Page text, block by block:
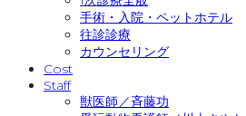
手術・入院・ペットホテル
往診診療
カウンセリング
Cost
Staff
獣医師／斉藤功